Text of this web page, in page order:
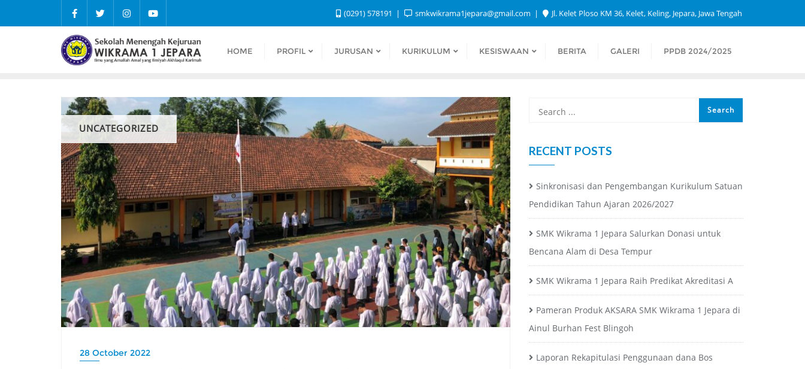
(0291) 578191 smkwikrama1jepara@gmail.com Jl. Kelet Ploso KM 36, Kelet, Keling, Jepara, Jawa Tengah
HOME PROFIL JURUSAN KURIKULUM KESISWAAN BERITA GALERI PPDB 2024/2025
UNCATEGORIZED
28 October 2022
RECENT POSTS
Sinkronisasi dan Pengembangan Kurikulum Satuan
Pendidikan Tahun Ajaran 2026/2027
SMK Wikrama 1 Jepara Salurkan Donasi untuk
Bencana Alam di Desa Tempur
SMK Wikrama 1 Jepara Raih Predikat Akreditasi A
Pameran Produk AKSARA SMK Wikrama 1 Jepara di
Ainul Burhan Fest Blingoh
Laporan Rekapitulasi Penggunaan dana Bos